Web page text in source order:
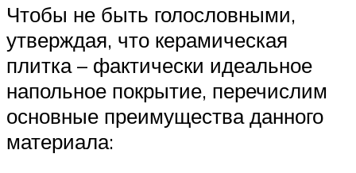
Чтобы не быть голословными,
утверждая, что керамическая
плитка – фактически идеальное
напольное покрытие, перечислим
основные преимущества данного
материала: